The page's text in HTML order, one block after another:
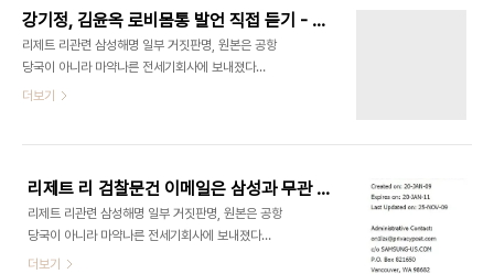
상을 기소하는데..
해서도 운용할 수 있는 장비로 미국 매사추세츠주
AS&E 사가 개발, 미국은 물론 현재 전세계 47개국
에 납품된 장비입니다 중앙일보 자매지인 이코노미
스트는 지난 2005년 11월 14일자에서 씨엔에스디
펜스라는 한국의 대테러전문기업이 경찰청에 2005
습니다 지금은 에너랜드로 이름을 바꾼 이 회사 웹사
강기정, 김윤옥 로비몸통 발언 직접 듣기 - 오디오파일 직접 듣기
리제트 리관련 삼성해명 일부 거짓판명, 원본은 공항
당국이 아니라 마약나른 전세기회사에 보내졌다
http://andocu.tistory.com/3035 리제트 리
srchid=BR1http%3A%2F%2Fandocu.tistory.com%2F3046
강기정의원이 지난 1일 국회 대정부질의를 통해 남상
태 연임로비는 김윤옥여사가 몸통이라며 천달러짜리
수표[아멕스]다발이 김여사에게 전달됐다고 주장했
습니다 여행자수표라면 여행자수표를 끊은 사람은
더보기
리제트 리 검찰문건 이메일은 삼성과 무관 - 리제트 리는 스틸전무 지인집 데려가는 파워과시
리제트 리관련 삼성해명 일부 거짓판명, 원본은 공항
당국이 아니라 마약나른 전세기회사에 보내졌다
http://andocu.tistory.com/3035 리제트 리와
더보기